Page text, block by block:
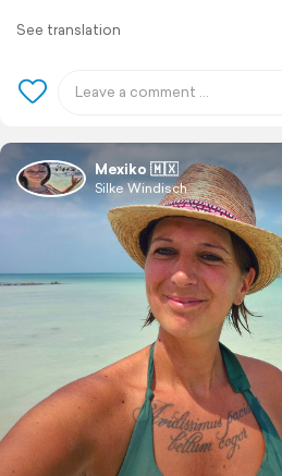
See translation
Mexiko 🇲🇽
Silke Windisch